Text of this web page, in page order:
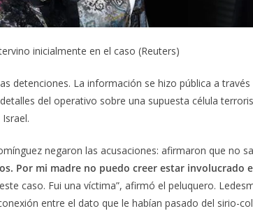
inicialmente en el caso (Reuters)
detenciones. La información se hizo pública a
del operativo sobre una supuesta célula
negaron las acusaciones: afirmaron que no
Por mi madre no puedo creer estar involucrado
caso. Fui una víctima”, afirmó el peluquero.
entre el dato que le habían pasado del sirio-